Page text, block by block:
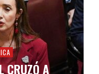
CRUZÓ A